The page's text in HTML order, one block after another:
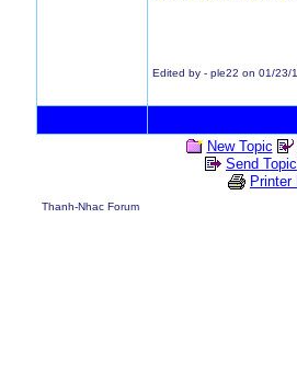
Edited by - ple22 on 01/23/
New Topic
Send
Printer
Thanh-Nhac Forum